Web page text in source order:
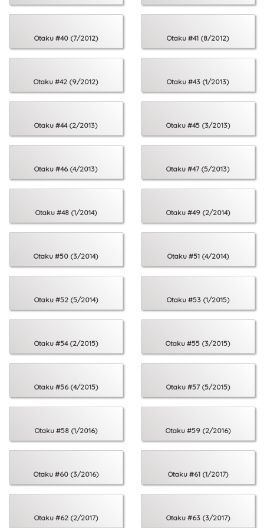
Otaku #40 (7/2012) Otaku #41 (8/2012)
Otaku #42 (9/2012) Otaku #43 (1/2013)
Otaku #44 (2/2013) Otaku #45 (3/2013)
Otaku #46 (4/2013) Otaku #47 (5/2013)
Otaku #48 (1/2014) Otaku #49 (2/2014)
Otaku #50 (3/2014) Otaku #51 (4/2014)
Otaku #52 (5/2014) Otaku #53 (1/2015)
Otaku #54 (2/2015) Otaku #55 (3/2015)
Otaku #56 (4/2015) Otaku #57 (5/2015)
Otaku #58 (1/2016) Otaku #59 (2/2016)
Otaku #60 (3/2016) Otaku #61 (1/2017)
Otaku #62 (2/2017) Otaku #63 (3/2017)